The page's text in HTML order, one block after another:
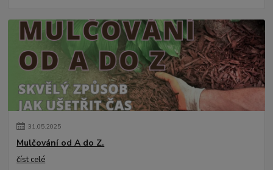
31.05.2025
Mulčování od A do Z.
číst celé